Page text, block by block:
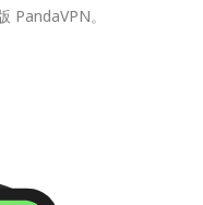
PandaVPN。